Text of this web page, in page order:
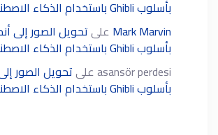
بأسلوب Ghibli باستخدام الذكاء الاصطناعي
Mark Marvin علىتحويل الصور إلى
بأسلوب Ghibli باستخدام الذكاء الاصطناعي
asansör perdesiعلىتحويل الصور
بأسلوب Ghibli باستخدام الذكاء الاصطناعي